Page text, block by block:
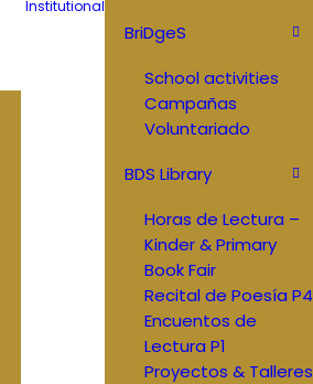
Institutional
BriDgeS
School activities
Campañas
Voluntariado
BDS Library
Horas de Lectura –
Kinder & Primary
Book Fair
Recital de Poesía P4
Encuentos de
Lectura P1
Proyectos & Talleres